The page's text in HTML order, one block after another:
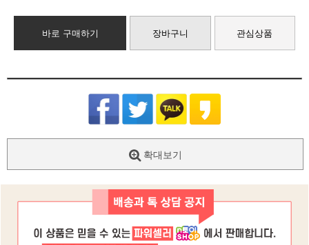
바로 구매하기 장바구니 관심상품
확대보기